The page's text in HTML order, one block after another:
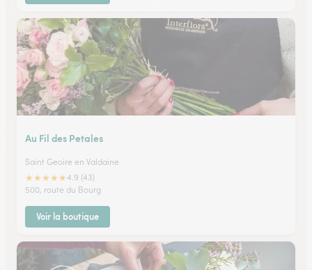
Au Fil des Petales
Saint Geoire en Valdaine
★★★★★4.9 (43)
500, route du Bourg
Voir la boutique